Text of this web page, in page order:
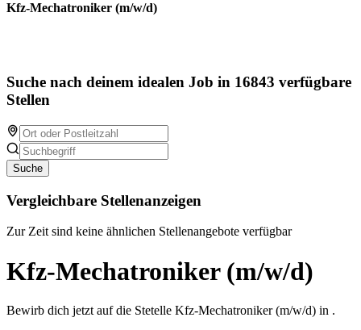
Kfz-Mechatroniker (m/w/d)
Suche nach deinem idealen Job in 16843 verfügbare
Stellen
Suche
Vergleichbare Stellenanzeigen
Zur Zeit sind keine ähnlichen Stellenangebote verfügbar
Kfz-Mechatroniker (m/w/d)
Bewirb dich jetzt auf die Stetelle Kfz-Mechatroniker (m/w/d) in .